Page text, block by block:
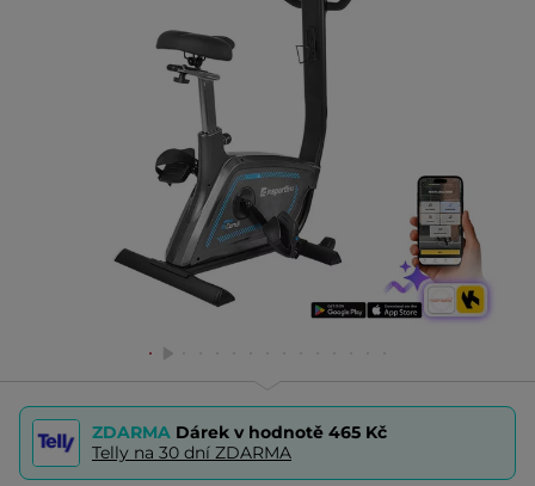
ZDARMA Dárek v hodnotě 465 Kč
Telly na 30 dní ZDARMA